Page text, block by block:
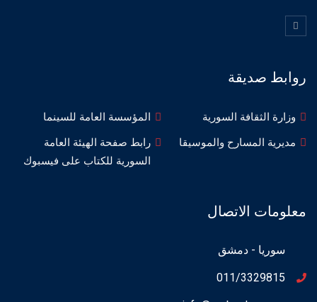
روابط صديقة
وزارة الثقافة السورية
المؤسسة العامة للسينما
مديرية المسارح والموسيقا
رابط صفحة الهيئة العامة
السورية للكتاب على فيسبوك
معلومات الاتصال
سوريا - دمشق
011/3329815